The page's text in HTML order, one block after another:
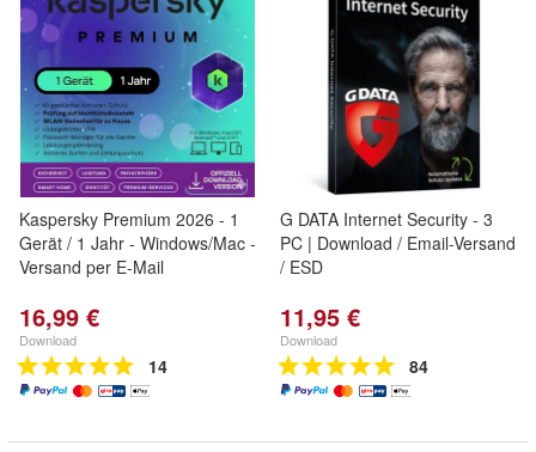
Kaspersky Premium 2026 - 1
Gerät / 1 Jahr - Windows/Mac -
Versand per E-Mail
16,99 €
Download
14
G DATA Internet Security - 3
PC | Download / Email-Versand
/ ESD
11,95 €
Download
84